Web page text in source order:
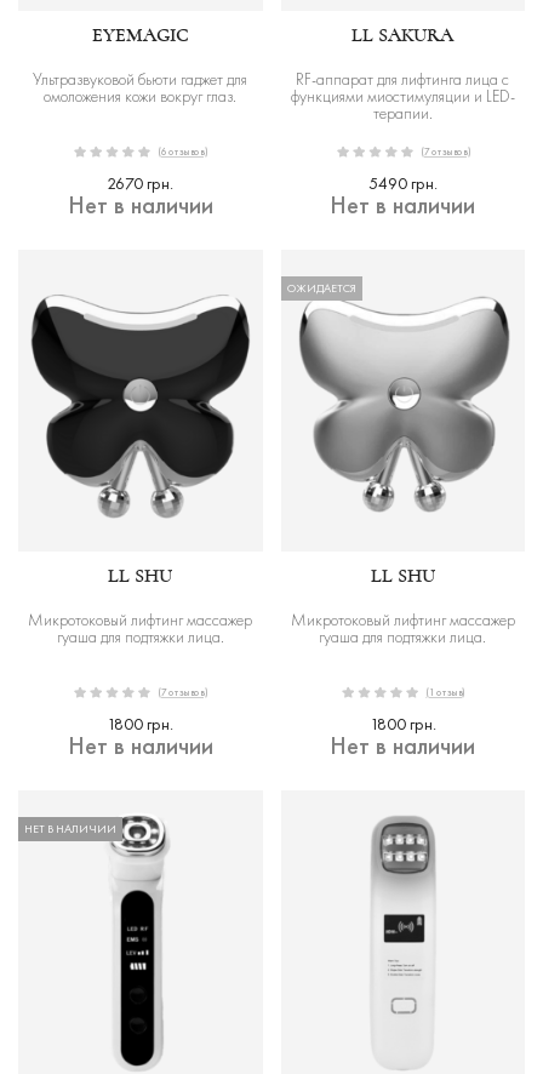
EYEMAGIC
Ультразвуковой бьюти гаджет для
омоложения кожи вокруг глаз.
(6 отзывов)
2670 грн.
Нет в наличии
LL SAKURA
RF-аппарат для лифтинга лица с
функциями миостимуляции и LED-
терапии.
(7 отзывов)
5490 грн.
Нет в наличии
LL SHU
Микротоковый лифтинг массажер
гуаша для подтяжки лица.
(7 отзывов)
1800 грн.
Нет в наличии
ОЖИДАЕТСЯ
LL SHU
Микротоковый лифтинг массажер
гуаша для подтяжки лица.
(1 отзыв)
1800 грн.
Нет в наличии
НЕТ В НАЛИЧИИ